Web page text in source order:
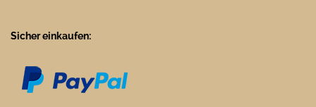
Sicher einkaufen: